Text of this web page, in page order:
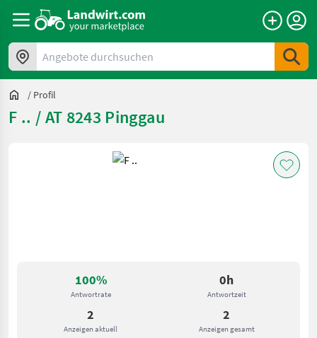
Angebote durchsuchen
/ Profil
F .. / AT 8243 Pinggau
100%
Antwortrate
0h
Antwortzeit
2
Anzeigen aktuell
2
Anzeigen gesamt